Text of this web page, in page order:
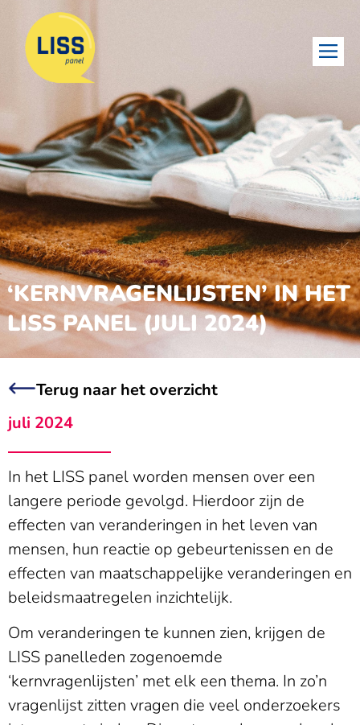
‘KERNVRAGENLIJSTEN’ IN HET
LISS PANEL (JULI 2024)
Terug naar het overzicht
juli 2024
In het LISS panel worden mensen over een
langere periode gevolgd. Hierdoor zijn de
effecten van veranderingen in het leven van
mensen, hun reactie op gebeurtenissen en de
effecten van maatschappelijke veranderingen en
beleidsmaatregelen inzichtelijk.
Om veranderingen te kunnen zien, krijgen de
LISS panelleden zogenoemde
‘kernvragenlijsten’ met elk een thema. In zo’n
vragenlijst zitten vragen die veel onderzoekers